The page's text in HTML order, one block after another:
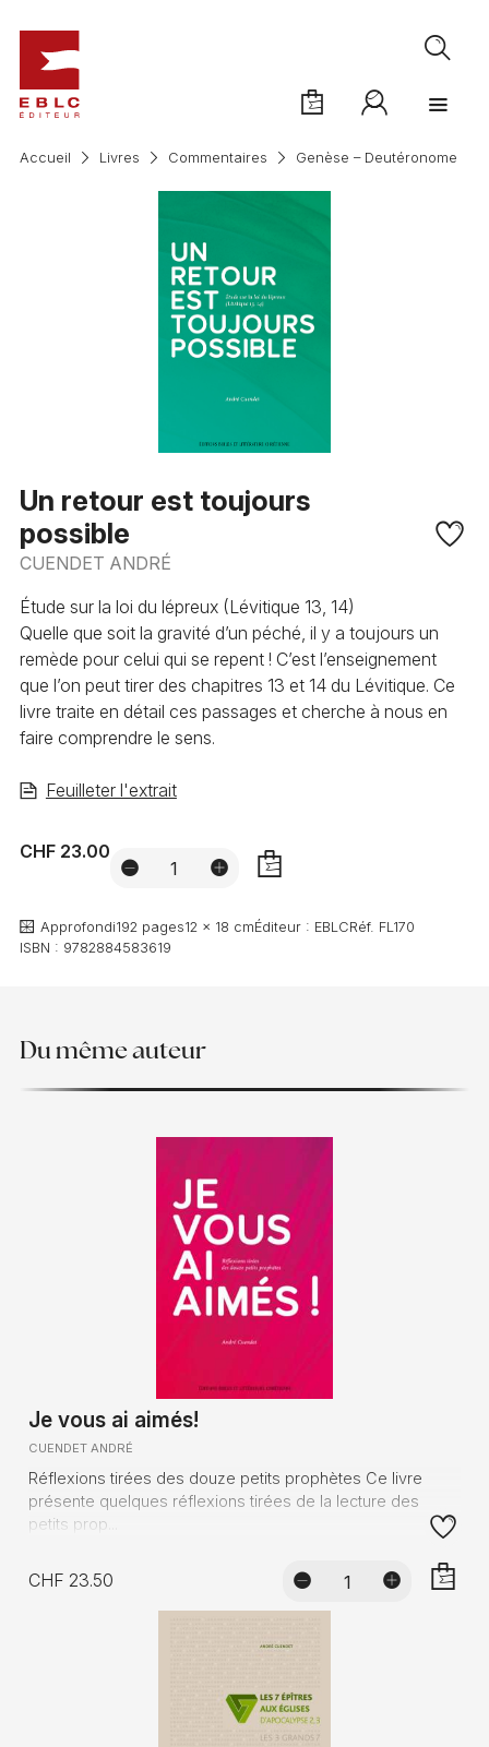
Accueil Livres Commentaires Genèse – Deutéronome
Un retour est toujours
possible
CUENDET ANDRÉ
Étude sur la loi du lépreux (Lévitique 13, 14)
Quelle que soit la gravité d’un péché, il y a toujours un
remède pour celui qui se repent ! C’est l’enseignement
que l’on peut tirer des chapitres 13 et 14 du Lévitique. Ce
livre traite en détail ces passages et cherche à nous en
faire comprendre le sens.
Feuilleter l'extrait
CHF 23.00
Approfondi192 pages12 x 18 cmÉditeur : EBLCRéf. FL170
ISBN : 9782884583619
Du même auteur
Je vous ai aimés!
CUENDET ANDRÉ
Réflexions tirées des douze petits prophètes Ce livre
présente quelques réflexions tirées de la lecture des
petits prop...
CHF 23.50